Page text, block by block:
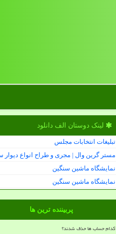
لینک دوستان الف دانلود
تبلیغات انتخابات مجلس
مستر گرین وال | مجری و طراح انواع دیوار
نمایشگاه ماشین سنگین
نمایشگاه ماشین سنگین
پربیننده ترین ها
کدام حساب ها حذف شدند؟